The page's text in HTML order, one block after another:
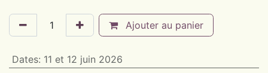
Ajouter au panier
Dates: 11 et 12 juin 2026